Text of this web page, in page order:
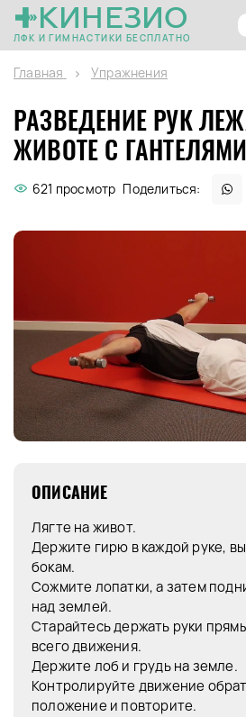
КИНЕЗИО
ЛФК И ГИМНАСТИКИ БЕСПЛАТНО
Главная Упражнения
РАЗВЕДЕНИЕ РУК
ЖИВОТЕ С ГАНТЕЛЯМИ
621 просмотр Поделиться:
ОПИСАНИЕ
Лягте на живот.
Держите гирю в каждой руке,
бокам.
Сожмите лопатки, а затем
над землей.
Старайтесь держать руки
всего движения.
Держите лоб и грудь на земле.
Контролируйте движение
положение и повторите.